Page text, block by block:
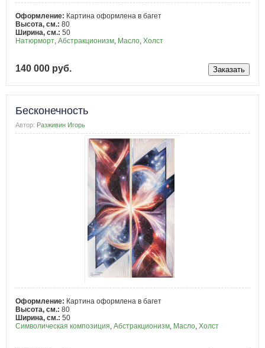
Оформление: Картина оформлена в багет
Высота, см.: 80
Ширина, см.: 50
Натюрморт Абстракционизм Масло Холст
140 000 руб.
Бесконечность
Автор: Разживин Игорь
Оформление: Картина оформлена в багет
Высота, см.: 80
Ширина, см.: 50
Символическая композиция, Абстракционизм, Масло, Холст